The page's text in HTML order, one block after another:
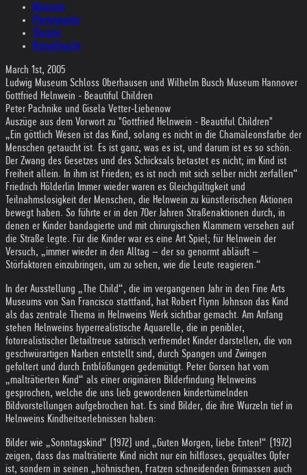
Museum
Photography
Theater
Kristallnacht
March 1st, 2005
Ludwig Museum Schloss Oberhausen und Wilhelm Busch Museum Hannover
Gottfried Helnwein - Beautiful Children
Peter Pachnike und Gisela Vetter-Liebenow
Auszüge aus dem Vorwort zu "Gottfried Helnwein - Beautiful Children"
„Ein göttlich Wesen ist das Kind, solang es nicht in die Chamäleonsfarbe der
Menschen getaucht ist. Es ist ganz, was es ist, und darum ist es so schön.
Der Zwang des Gesetzes und des Schicksals betastet es nicht; im Kind ist
Freiheit allein. In ihm ist Frieden; es ist noch mit sich selber nicht zerfallen“
Friedrich Hölderlin Immer wieder waren es Gleichgültigkeit und
Teilnahmslosigkeit der Menschen, die Helnwein zu künstlerischen Aktionen
bewegt haben. So führte er in den 70er Jahren Straßenaktionen durch, in
denen er Kinder bandagierte und mit chirurgischen Klammern versehen auf
die Straße legte. Für die Kinder war es eine Art Spiel; für Helnwein der
Versuch, „immer wieder in den Alltag – der so genormt abläuft –
Störfaktoren einzubringen, um zu sehen, wie die Leute reagieren.“
In der Ausstellung „The Child“, die im vergangenen Jahr in den Fine Arts
Museums von San Francisco stattfand, hat Robert Flynn Johnson das Kind
als das zentrale Thema in Helnweins Werk sichtbar gemacht. Am Anfang
stehen Helnweins hyperrealistische Aquarelle, die in penibler,
fotorealistischer Detailtreue satirisch verfremdet Kinder darstellen, die von
geschwürartigen Narben entstellt sind, durch Spangen und Zwingen
gefoltert und durch Entblößungen gedemütigt. Peter Gorsen hat vom
„malträtierten Kind“ als einer originären Bilderfindung Helnweins
gesprochen, welche die uns lieb gewordenen kindertümelnden
Bildvorstellungen aufgebrochen hat. Es sind Bilder, die ihre Wurzeln tief in
Helnweins Kindheitserlebnissen haben:
Bilder wie „Sonntagskind“ (1972) und „Guten Morgen, liebe Enten!“ (1972)
zeigen, dass das malträtierte Kind nicht nur ein hilfloses, gequältes Opfer
ist, sondern in seinen „höhnischen, Fratzen schneidenden Grimassen auch